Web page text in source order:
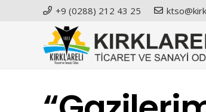
+9 (0288) 212 43 25